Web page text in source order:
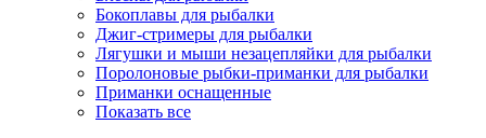
Бокоплавы для рыбалки
Джиг-стримеры для рыбалки
Лягушки и мыши незацепляйки для рыбалки
Поролоновые рыбки-приманки для рыбалки
Приманки оснащенные
Показать все